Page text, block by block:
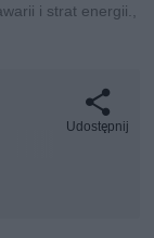
i strat energii.,
Udostępnij